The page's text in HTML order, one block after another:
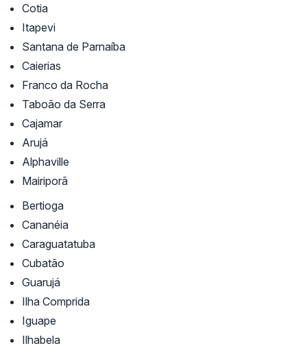
Cotia
Itapevi
Santana de Parnaíba
Caierias
Franco da Rocha
Taboão da Serra
Cajamar
Arujá
Alphaville
Mairiporã
Bertioga
Cananéia
Caraguatatuba
Cubatão
Guarujá
Ilha Comprida
Iguape
Ilhabela